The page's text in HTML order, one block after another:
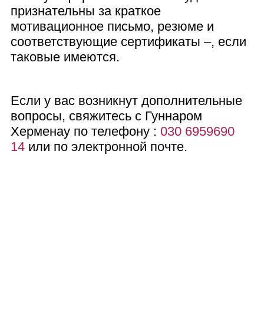
признательны за краткое
мотивационное письмо, резюме и
соответствующие сертификаты –, если
таковые имеются.
Если у вас возникнут дополнительные
вопросы, свяжитесь с Гуннаром
Херменау по телефону : 030 6959690
14 или по электронной почте.